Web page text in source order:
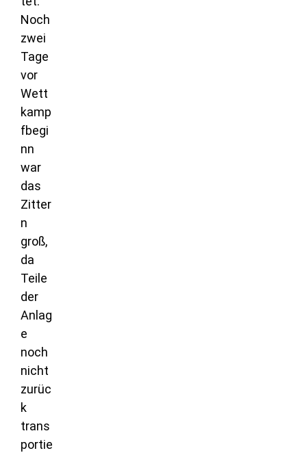
Noch
zwei
Tage
vor
Wett
kamp
fbegi
nn
war
das
Zitter
n
groß,
da
Teile
der
Anlag
e
noch
nicht
zurüc
k
trans
portie